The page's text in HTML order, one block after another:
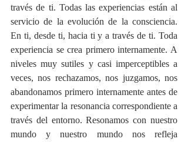
través de ti. Todas las experiencias están al
servicio de la evolución de la consciencia.
En ti, desde ti, hacia ti y a través de ti. Toda
experiencia se crea primero internamente. A
niveles muy sutiles y casi imperceptibles a
veces, nos rechazamos, nos juzgamos, nos
abandonamos primero internamente antes de
experimentar la resonancia correspondiente a
través del entorno. Resonamos con nuestro
mundo y nuestro mundo nos refleja